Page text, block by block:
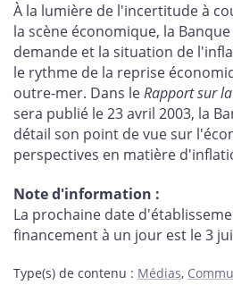
À la lumière de l'incertitude à
la scène économique, la
demande et la situation de
le rythme de la reprise
outre-mer. Dans leRapport sur
sera publié le 23 avril 2003, la
détail son point de vue sur
perspectives en matière
Note d'information :
La prochaine date
financement à un jour est le 3
Type(s) de contenu : Médias,